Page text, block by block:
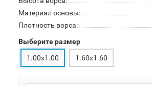
Материал основы:
Плотность ворса:
Выберите размер
1.00x1.00
1.60x1.60